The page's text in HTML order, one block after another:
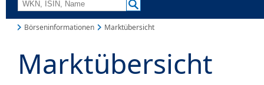
Börseninformationen Marktübersicht
Marktübersicht